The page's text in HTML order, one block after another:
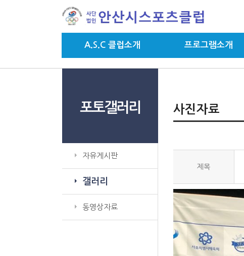
A.S.C 클럽소개 프로그램소개
포토갤러리
자유게시판
갤러리
동영상자료
사진자료
제목